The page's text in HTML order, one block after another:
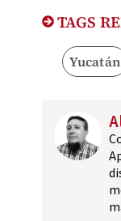
TAGS
Yucatán